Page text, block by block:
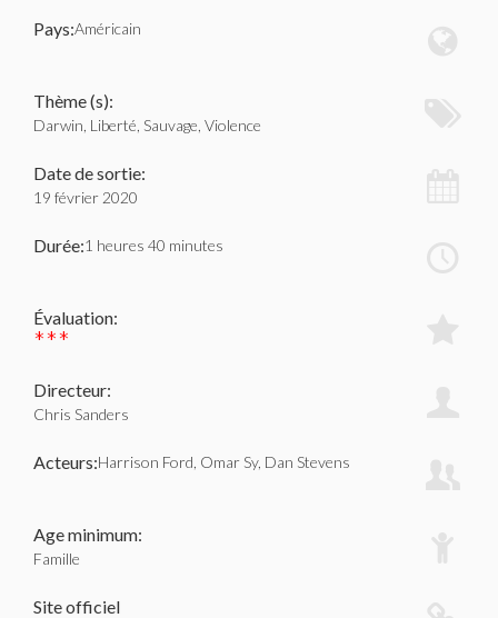
Pays:Américain
Thème (s):
Darwin, Liberté, Sauvage, Violence
Date de sortie:
19 février 2020
Durée:1 heures 40 minutes
Évaluation:
***
Directeur:
Chris Sanders
Acteurs:Harrison Ford, Omar Sy, Dan Stevens
Age minimum:
Famille
Site officiel